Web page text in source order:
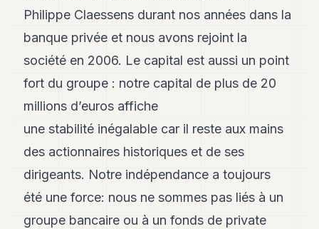
26
Andy
24
Andy
Andy
22
21
Andy
19
Andy
Andy
16
Philippe Claessens durant nos années dans la
banque privée et nous avons rejoint la
société en 2006. Le capital est aussi un point
fort du groupe : notre capital de plus de 20
millions d’euros affiche
une stabilité inégalable car il reste aux mains
des actionnaires historiques et de ses
dirigeants. Notre indépendance a toujours
été une force: nous ne sommes pas liés à un
groupe bancaire ou à un fonds de private